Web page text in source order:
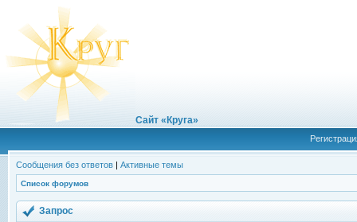
Сайт «Круга»
Сообщения без ответов | Активные темы
Список форумов
Запрос